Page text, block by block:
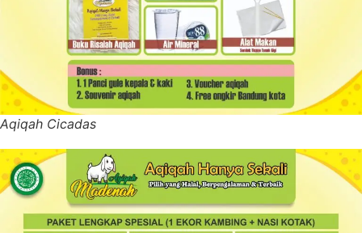
Aqiqah Cicadas